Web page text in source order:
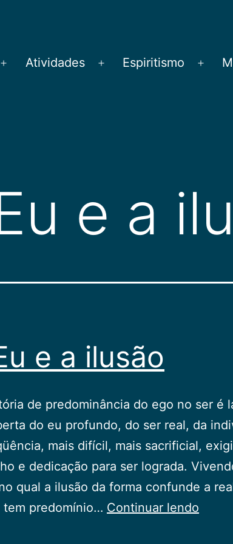
Abrir
Atividades
Abrir
Espiritismo
Abrir
e a
e a ilusão
de predominância do ego no ser é
do eu profundo, do ser real, da
mais difícil, mais sacrificial,
e dedicação para ser lo­grada.
qual a ilusão da forma confunde a
tem predo­mínio… Continuar lendo